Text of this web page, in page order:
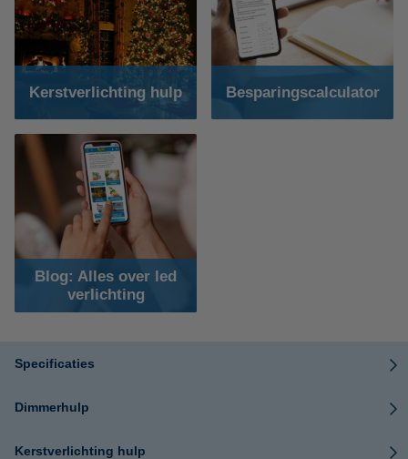
Kerstverlichting hulp Besparingscalculator
Blog: Alles over led
verlichting
Specificaties
Dimmerhulp
Kerstverlichting hulp